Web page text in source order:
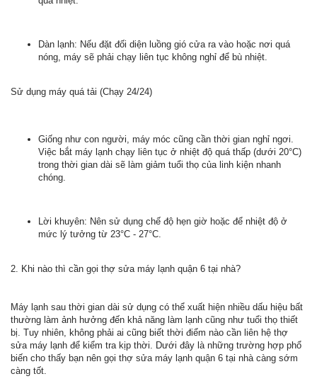
Dàn lạnh: Nếu đặt đối diện luồng gió cửa ra vào hoặc nơi quá
nóng, máy sẽ phải chạy liên tục không nghỉ để bù nhiệt.
Sử dụng máy quá tải (Chạy 24/24)
Giống như con người, máy móc cũng cần thời gian nghỉ ngơi.
Việc bắt máy lạnh chạy liên tục ở nhiệt độ quá thấp (dưới 20°C)
trong thời gian dài sẽ làm giảm tuổi thọ của linh kiện nhanh
chóng.
Lời khuyên: Nên sử dụng chế độ hẹn giờ hoặc để nhiệt độ ở
mức lý tưởng từ 23°C - 27°C.
2. Khi nào thì cần gọi thợ sửa máy lạnh quận 6 tại nhà?
Máy lạnh sau thời gian dài sử dụng có thể xuất hiện nhiều dấu hiệu bất
thường làm ảnh hưởng đến khả năng làm lạnh cũng như tuổi thọ thiết
bị. Tuy nhiên, không phải ai cũng biết thời điểm nào cần liên hệ thợ
sửa máy lạnh để kiểm tra kịp thời. Dưới đây là những trường hợp phổ
biến cho thấy bạn nên gọi thợ sửa máy lạnh quận 6 tại nhà càng sớm
càng tốt.